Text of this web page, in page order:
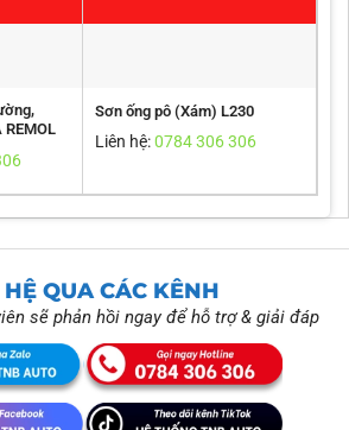
Sơn ống pô (Xám) L230
Liên hệ:0784 306 306
QUA CÁC KÊNH
sẽ phản hồi ngay để hỗ trợ & giải đáp